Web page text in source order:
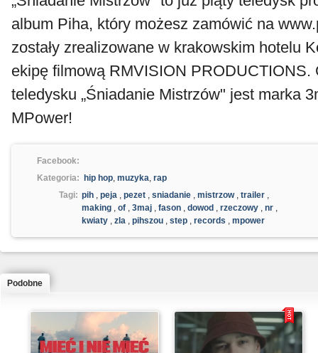
album Piha, który możesz zamówić na
zostały zrealizowane w krakowskim hotelu
ekipę filmową RMVISION PRODUCTIONS.
teledysku „Śniadanie Mistrzów" jest marka
MPower!
Facebook:
Kategoria:
hip hop, muzyka, rap
Tagi: pih , peja , pezet , sniadanie , mistrzow, trailer ,
making , of , 3maj , fason , dowod , rzeczowy , nr ,
kwiaty , zla , pihszou , step , records , mpower
Podobne